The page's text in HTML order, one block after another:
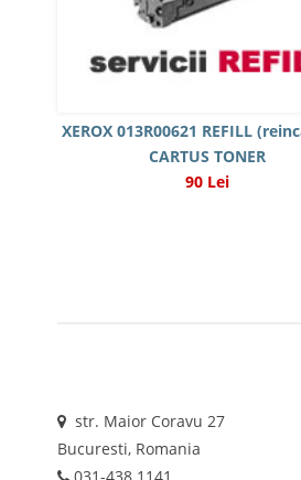
XEROX 013R00621 REFILL
CARTUS TONER
90 Lei
str. Maior Coravu 27
Bucuresti, Romania